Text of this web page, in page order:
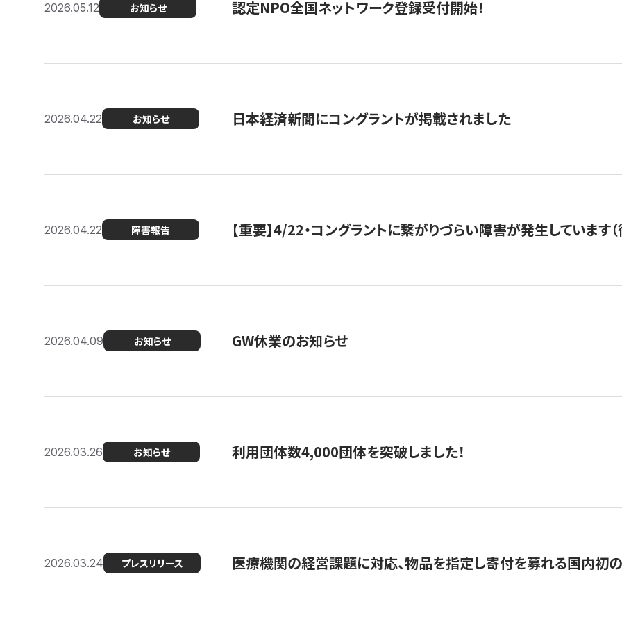
2026.05.12 お知らせ 認定NPO全国ネットワーク登録受付開始！
2026.04.22 お知らせ 日本経済新聞にコングラントが掲載されました
2026.04.22 障害報告 【重要】4/22・コングラントに繋がりづらい障害が発生しています（
2026.04.09 お知らせ GW休業のお知らせ
2026.03.26 お知らせ 利用団体数4,000団体を突破しました！
2026.03.24 プレスリリース 医療機関の経営課題に対応、物品を指定し寄付を募れる国内初の